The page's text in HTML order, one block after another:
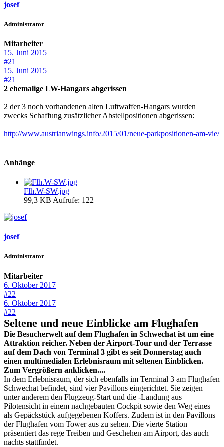
josef
Administrator
Mitarbeiter
15. Juni 2015
#21
15. Juni 2015
#21
2 ehemalige LW-Hangars abgerissen
2 der 3 noch vorhandenen alten Luftwaffen-Hangars wurden
zwecks Schaffung zusätzlicher Abstellpositionen abgerissen:
http://www.austrianwings.info/2015/01/neue-parkpositionen-am-vie/
Anhänge
Flh.W-SW.jpg
99,3 KB Aufrufe: 122
josef
Administrator
Mitarbeiter
6. Oktober 2017
#22
6. Oktober 2017
#22
Seltene und neue Einblicke am Flughafen
Die Besucherwelt auf dem Flughafen in Schwechat ist um eine
Attraktion reicher. Neben der Airport-Tour und der Terrasse
auf dem Dach von Terminal 3 gibt es seit Donnerstag auch
einen multimedialen Erlebnisraum mit seltenen Einblicken.
Zum Vergrößern anklicken....
In dem Erlebnisraum, der sich ebenfalls im Terminal 3 am Flughafen
Schwechat befindet, sind vier Pavillons eingerichtet. Sie zeigen
unter anderem den Flugzeug-Start und die -Landung aus
Pilotensicht in einem nachgebauten Cockpit sowie den Weg eines
als Gepäckstück aufgegebenen Koffers. Zudem ist in den Pavillons
der Flughafen vom Tower aus zu sehen. Die vierte Station
präsentiert das rege Treiben und Geschehen am Airport, das auch
nachts stattfindet.